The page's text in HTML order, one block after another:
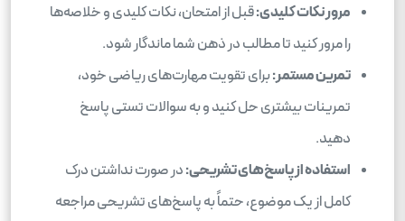
مرور نکات کلیدی:قبل از امتحان، نکات کلیدی و خلاصه‌ها
را مرور کنید تا مطالب در ذهن شما ماندگار شود.
تمرین مستمر:برای تقویت مهارت‌های ریاضی خود،
تمرینات بیشتری حل کنید و به سوالات تستی پاسخ
دهید.
استفاده از پاسخ‌های تشریحی:در صورت نداشتن درک
کامل از یک موضوع، حتماً به پاسخ‌های تشریحی مراجعه